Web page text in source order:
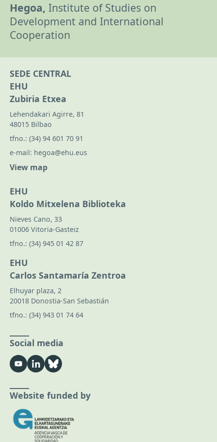
Hegoa, Institute of Studies on
Development and International
Cooperation
SEDE CENTRAL
EHU
Zubiria Etxea
Lehendakari Agirre, 81
48015 Bilbao
tfno.: (34) 94 601 70 91
e-mail: hegoa@ehu.eus
View map
EHU
Koldo Mitxelena Biblioteka
Nieves Cano, 33
01006 Vitoria-Gasteiz
tfno.: (34) 945 01 42 87
EHU
Carlos Santamaría Zentroa
Elhuyar plaza, 2
20018 Donostia-San Sebastián
tfno.: (34) 943 01 74 64
Social media
Website funded by